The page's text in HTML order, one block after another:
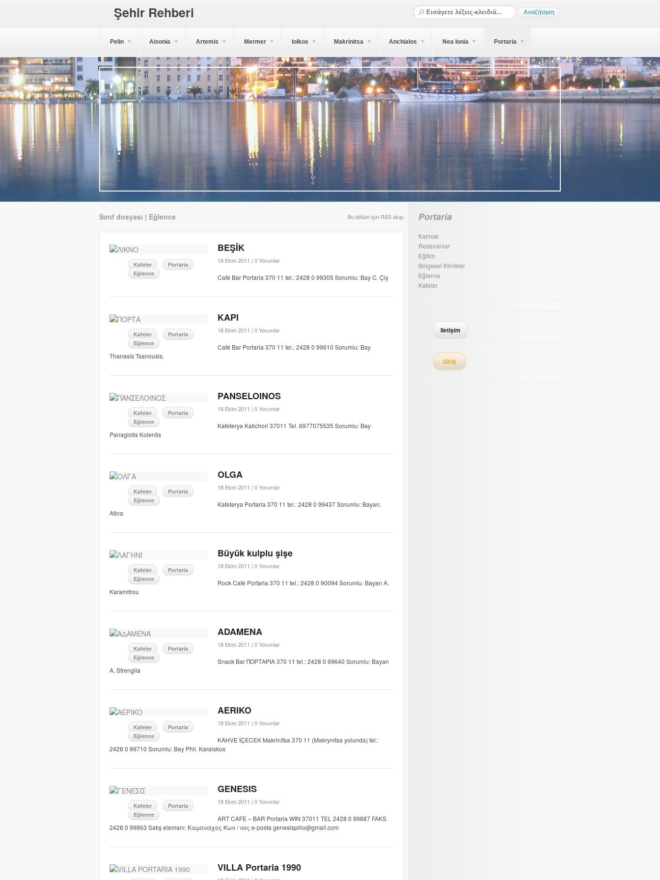
Şehir Rehberi
Pelin Aisonia Artemis Mermer Iolkos Makrinitsa Anchialos Nea Ionia Portaria
Sınıf dosyası | Eğlence Bu bölüm için RSS akışı
Kafeler
Portaria
Eğlence
BEŞİK
18 Ekim 2011 | 0 Yorumlar
Café Bar Portaria 370 11 tel.: 2428 0 99305 Sorumlu: Bay C. Çiy
Kafeler
Portaria
Eğlence
KAPI
18 Ekim 2011 | 0 Yorumlar
Café Bar Portaria 370 11 tel.: 2428 0 99610 Sorumlu: Bay
Thanasis Tsanousis.
Kafeler
Portaria
Eğlence
PANSELOINOS
18 Ekim 2011 | 0 Yorumlar
Kafeterya Katichori 37011 Tel. 6977075535 Sorumlu: Bay
Panagiotis Kolentis
Kafeler
Portaria
Eğlence
OLGA
18 Ekim 2011 | 0 Yorumlar
Kafeterya Portaria 370 11 tel.: 2428 0 99437 Sorumlu: Bayan.
Atina
Kafeler
Portaria
Eğlence
Büyük kulplu şişe
18 Ekim 2011 | 0 Yorumlar
Rock Café Portaria 370 11 tel.: 2428 0 90094 Sorumlu: Bayan A.
Karamitrou
Kafeler
Portaria
Eğlence
ADAMENA
18 Ekim 2011 | 0 Yorumlar
Snack Bar ΠΟΡΤΑΡΙΑ 370 11 tel.: 2428 0 99640 Sorumlu: Bayan
A. Strenglia
Kafeler
Portaria
Eğlence
AERIKO
18 Ekim 2011 | 0 Yorumlar
KAHVE İÇECEK Makrinítsa 370 11 (Makrynitsa yolunda) tel.:
2428 0 99710 Sorumlu: Bay Phil. Karaiskos
Kafeler
Portaria
Eğlence
GENESIS
18 Ekim 2011 | 0 Yorumlar
ART CAFE – BAR Portaria WIN 37011 TEL 2428 0 99887 FAKS
2428 0 99863 Satış elemanı: Καμονάχος Κων / νος e-posta genesispilio@gmail.com
VILLA Portaria 1990
Portaria
Kalmak
Restoranlar
Eğitim
Bölgesel Klinikler
Eğlence
Kafeler
Iletişim
Giriş